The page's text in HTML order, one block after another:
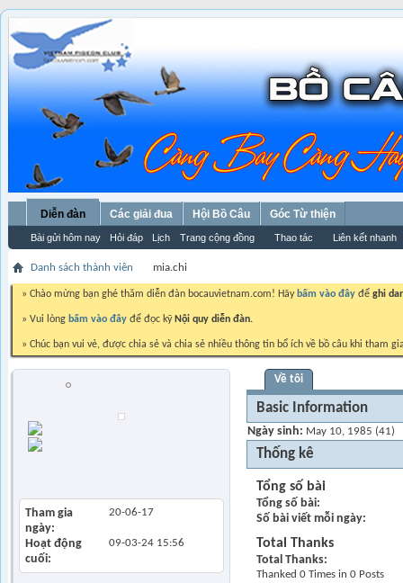
Diễn đàn
Bài gửi hôm nay Hỏi đáp Lịch Trang cộng đồng Thao tác Liên kết nhanh
Các giải đua Hội Bồ Câu Góc Từ thiện
Danh sách thành viên mia.chi
» Chào mừng bạn ghé thăm diễn đàn bocauvietnam.com! Hãy bấm vào đây để ghi
» Vui lòng bấm vào đây để đọc kỹ Nội quy diễn đàn.
» Chúc bạn vui vẻ, được chia sẻ và chia sẻ nhiều thông tin bổ ích về bồ câu khi tham
Tham gia
ngày
20-06-17
Hoạt động
cuối
09-03-24 15:56
Về tôi
Basic Information
Ngày sinh May 10, 1985 (41)
Thống kê
Tổng số bài
Tổng số bài
Số bài viết mỗi ngày
Total Thanks
Total Thanks
Thanked 0 Times in 0 Posts